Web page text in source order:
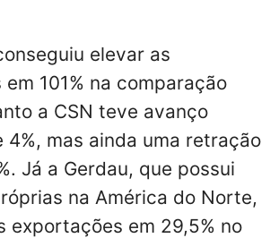
elevar as
101% na comparação
a CSN teve avanço
mas ainda uma retração
Já a Gerdau, que possui
na América do Norte,
exportações em 29,5% no